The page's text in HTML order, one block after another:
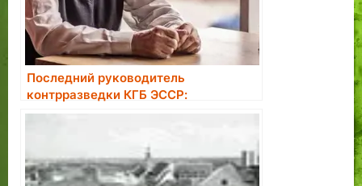
Последний руководитель
контрразведки КГБ ЭССР:
большинство завербованных в